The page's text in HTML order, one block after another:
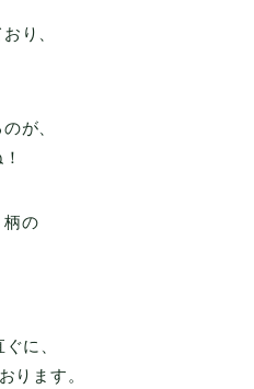
り、
が、
柄の
に、
ります。